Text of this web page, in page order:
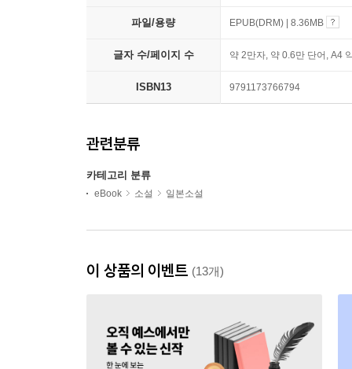
파일/용량 EPUB(DRM) | 8.36MB
글자 수/페이지 수 약 2만자, 약 0.6만 단어, A4
ISBN13 9791173766794
관련분류
카테고리 분류
eBook 소설 일본소설
이 상품의 이벤트 (13개)